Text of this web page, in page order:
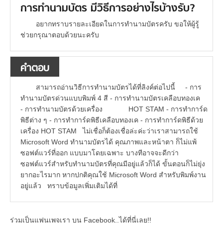
การทำนามบัตร มีวิธีการอย่างไรบ้างรับ?
อยากทราบรายละเอียดในการทำนามบัตรครับ ขอให้ผู้รู้
ช่วยกรุณาตอบด้วยนะครับ
คำตอบ
สามารถอ่านวิธีการทำนามบัตรได้ที่ลิงค์ต่อไปนี้ - การ
ทำนามบัตรด่วนแบบพิมพ์ 4 สี - การทำนามบัตรเคลือบทองเค
- การทำนามบัตรด้วยเครื่อง HOT STAM - การทำการ์ด
พิธีต่าง ๆ - การทำการ์ดพิธีเคลือบทองเค - การทำการ์ดพิธีด้วย
เครื่อง HOT STAM ไม่เชื่อก็ต้องเชื่อล่ะค่ะว่าเราสามารถใช้
Microsoft Word ทำนามบัตรได้ คุณภาพและหน้าตา ก็ไม่แพ้
ซอฟต์แวร์ที่ออก แบบมาโดยเฉพาะ บางทีอาจจะดีกว่า
ซอฟต์แวร์สำหรับทำนามบัตรที่คุณมีอยู่แล้วก็ได้ ขั้นตอนก็ไม่ยุ่ง
ยากอะไรมาก หากปกติคุณใช้ Microsoft Word สำหรับพิมพ์งาน
อยู่แล้ว ทราบข้อมูลเพิ่มเติมได้ที่
ร่วมเป็นแฟนเพจเรา บน Facebook..ได้ที่นี่เลย!!